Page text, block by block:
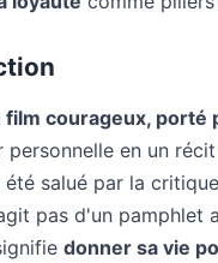
film courageux,
en un
salué par la
pas d'un
donner sa vie